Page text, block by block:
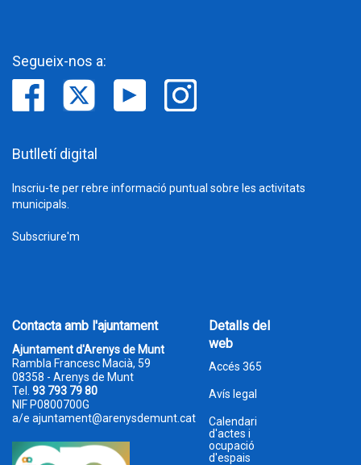
Segueix-nos a:
Butlletí digital
Inscriu-te per rebre informació puntual sobre les activitats
municipals.
Subscriure'm
Contacta amb l'ajuntament
Ajuntament d'Arenys de Munt
Rambla Francesc Macià, 59
08358 - Arenys de Munt
Tel. 93 793 79 80
NIF P0800700G
a/e ajuntament@arenysdemunt.cat
Detalls del
web
Accés 365
Avís legal
Calendari
d'actes i
ocupació
d'espais